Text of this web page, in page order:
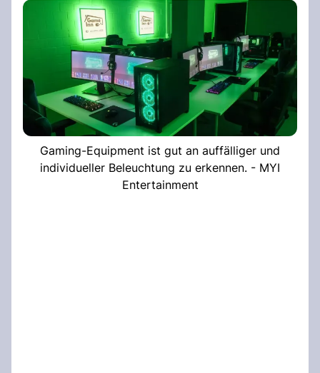
Gaming-Equipment ist gut an auffälliger und
individueller Beleuchtung zu erkennen. - MYI
Entertainment